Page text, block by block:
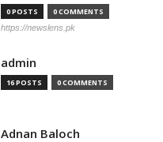
0 POSTS 0 COMMENTS
https://newslens.pk
admin
16 POSTS 0 COMMENTS
Adnan Baloch